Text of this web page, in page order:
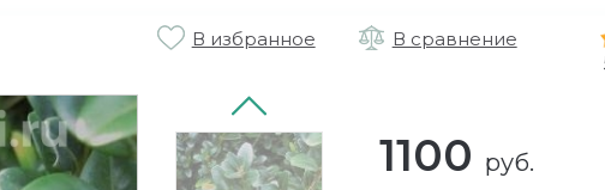
В избранное
В сравнение
1100 руб.